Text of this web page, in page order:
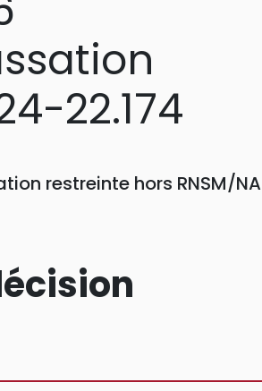
22.174
restreinte hors RNSM/NA